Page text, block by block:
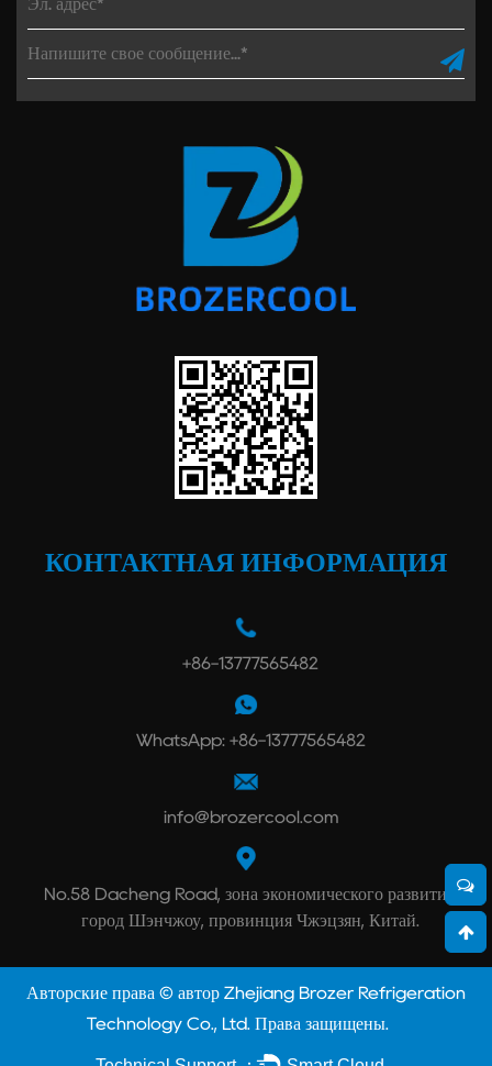
КОНТАКТНАЯ ИНФОРМАЦИЯ
+86-13777565482
WhatsApp: +86-13777565482
info@brozercool.com
No.58 Dacheng Road, зона экономического развития,
город Шэнчжоу, провинция Чжэцзян, Китай.
Авторские права © автор Zhejiang Brozer Refrigeration
Technology Co., Ltd. Права защищены.